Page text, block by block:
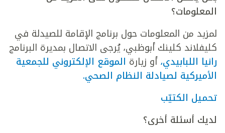
المعلومات؟
لمزيد من المعلومات حول برنامج الإقامة للصيدلة في
كليفلاند كلينك أبوظبي، يُرجى الاتصال بمديرة البرنامج
رانيا اللبابيدي،أو زيارة الموقع الإلكتروني للجمعية
الأميركية لصيادلة النظام الصحي.
تحميل الكتيّب
لديك أسئلة أخرى؟